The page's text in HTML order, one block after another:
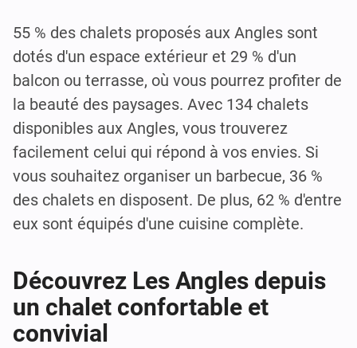
55 % des chalets proposés aux Angles sont
dotés d'un espace extérieur et 29 % d'un
balcon ou terrasse, où vous pourrez profiter de
la beauté des paysages. Avec 134 chalets
disponibles aux Angles, vous trouverez
facilement celui qui répond à vos envies. Si
vous souhaitez organiser un barbecue, 36 %
des chalets en disposent. De plus, 62 % d'entre
eux sont équipés d'une cuisine complète.
Découvrez Les Angles depuis
un chalet confortable et
convivial